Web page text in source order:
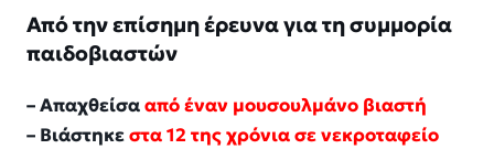
Από την επίσημη έρευνα για τη συμμορία
παιδοβιαστών
– Απαχθείσααπό έναν μουσουλμάνο βιαστή
– Βιάστηκεστα 12 της χρόνια σε νεκροταφείο